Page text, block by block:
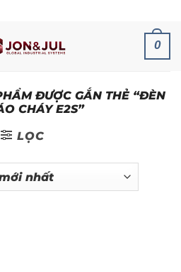
0
ĐƯỢC GẮN THẺ “ĐÈN
CHÁY E2S”
LỌC